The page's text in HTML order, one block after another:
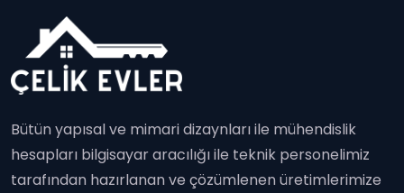
Bütün yapısal ve mimari dizaynları ile mühendislik
hesapları bilgisayar aracılığı ile teknik personelimiz
tarafından hazırlanan ve çözümlenen üretimlerimize